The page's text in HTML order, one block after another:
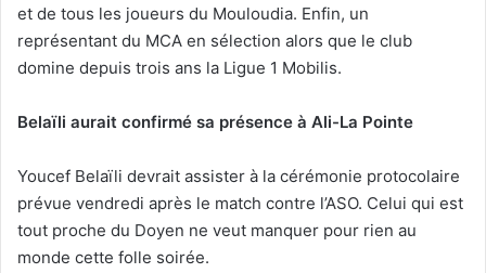
et de tous les joueurs du Mouloudia. Enfin, un
représentant du MCA en sélection alors que le club
domine depuis trois ans la Ligue 1 Mobilis.
Belaïli aurait confirmé sa présence à Ali-La Pointe
Youcef Belaïli devrait assister à la cérémonie protocolaire
prévue vendredi après le match contre l’ASO. Celui qui est
tout proche du Doyen ne veut manquer pour rien au
monde cette folle soirée.